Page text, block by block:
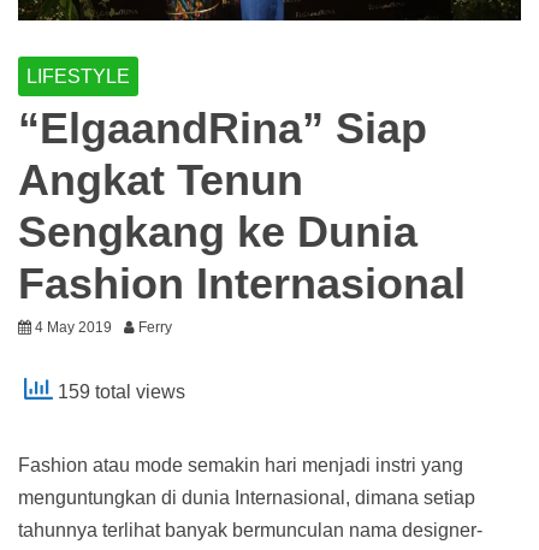
LIFESTYLE
“ElgaandRina” Siap
Angkat Tenun
Sengkang ke Dunia
Fashion Internasional
4 May 2019 Ferry
159 total views
Fashion atau mode semakin hari menjadi instri yang
menguntungkan di dunia Internasional, dimana setiap
tahunnya terlihat banyak bermunculan nama designer-